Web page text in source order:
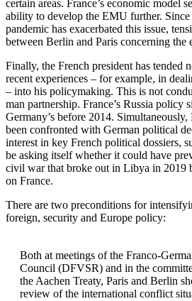
certain areas. France’s economic model
ability to develop the EMU further.
pandemic has exacerbated this issue,
between Berlin and Paris concerning
Finally, the French president has tended
recent experiences – for example, in
– into his policymaking. This is not
man partnership. France’s Russia policy
Germany’s before 2014.
been confronted with German political
interest in key French political dossiers,
be asking itself whether it could have
civil war that broke out in Libya in 2019
on France.
There are two preconditions for
foreign, security and Europe policy:
Both at meetings of the Franco-
Council (DFVSR) and in the
the Aachen Treaty, Paris and Berlin
review of the international conflict